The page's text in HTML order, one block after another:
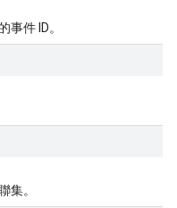
件 ID。
集。